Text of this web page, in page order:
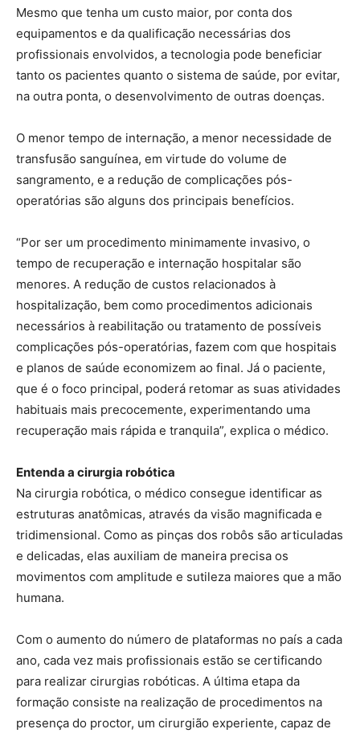
Mesmo que tenha um custo maior, por conta dos
equipamentos e da qualificação necessárias dos
profissionais envolvidos, a tecnologia pode beneficiar
tanto os pacientes quanto o sistema de saúde, por evitar,
na outra ponta, o desenvolvimento de outras doenças.
O menor tempo de internação, a menor necessidade de
transfusão sanguínea, em virtude do volume de
sangramento, e a redução de complicações pós-
operatórias são alguns dos principais benefícios.
“Por ser um procedimento minimamente invasivo, o
tempo de recuperação e internação hospitalar são
menores. A redução de custos relacionados à
hospitalização, bem como procedimentos adicionais
necessários à reabilitação ou tratamento de possíveis
complicações pós-operatórias, fazem com que hospitais
e planos de saúde economizem ao final. Já o paciente,
que é o foco principal, poderá retomar as suas atividades
habituais mais precocemente, experimentando uma
recuperação mais rápida e tranquila”, explica o médico.
Entenda a cirurgia robótica
Na cirurgia robótica, o médico consegue identificar as
estruturas anatômicas, através da visão magnificada e
tridimensional. Como as pinças dos robôs são articuladas
e delicadas, elas auxiliam de maneira precisa os
movimentos com amplitude e sutileza maiores que a mão
humana.
Com o aumento do número de plataformas no país a cada
ano, cada vez mais profissionais estão se certificando
para realizar cirurgias robóticas. A última etapa da
formação consiste na realização de procedimentos na
presença do proctor, um cirurgião experiente, capaz de